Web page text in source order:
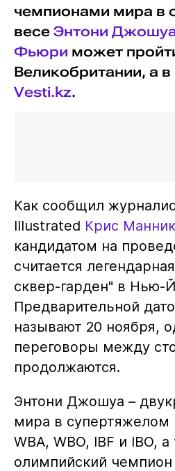
чемпионами мира в
весе Энтони
Фьюри может
Великобритании, а
Vesti.kz.
Как сообщил
Illustrated Крис
кандидатом на
считается
сквер-гарден" в Нью-
Предварительной
называют 20 ноября,
переговоры между
продолжаются.
Энтони Джошуа –
мира в супертяжелом
WBA, WBO, IBF и IBO,
олимпийский чемпион